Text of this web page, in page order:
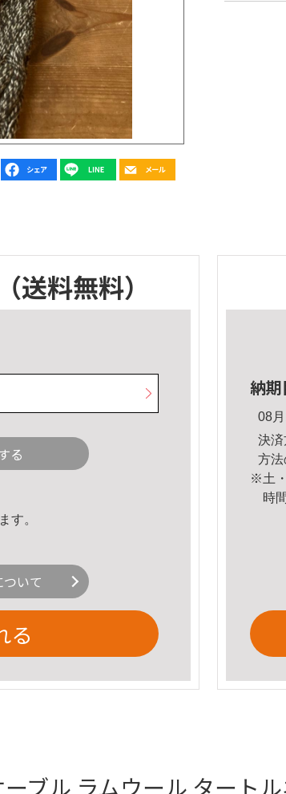
（送料無料）
る
す。
いて
る
納期
08
決
方法
※土
時
ブル ラムウール タート